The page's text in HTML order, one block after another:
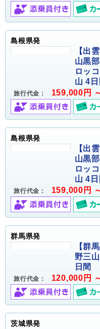
島根県発
【出
山黒
ロッ
山 4日
旅行代金： 159,000円
島根県発
【出
山黒
ロッ
山 4日
旅行代金： 159,000円
群馬県発
【群
野三
日間
旅行代金： 120,000円
茨城県発